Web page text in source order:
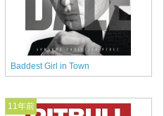
Baddest Girl in Town
11年前